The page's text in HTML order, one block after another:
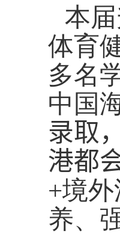
本
体育
多名
中国
录取
港都
+境
养、